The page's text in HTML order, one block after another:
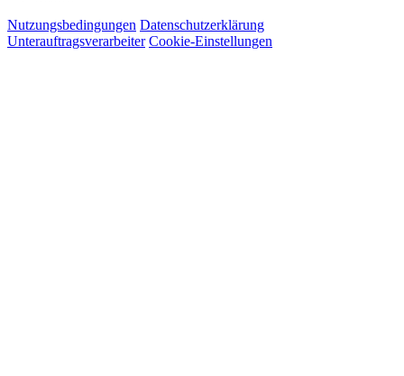
Nutzungsbedingungen Datenschutzerklärung
Unterauftragsverarbeiter Cookie-Einstellungen